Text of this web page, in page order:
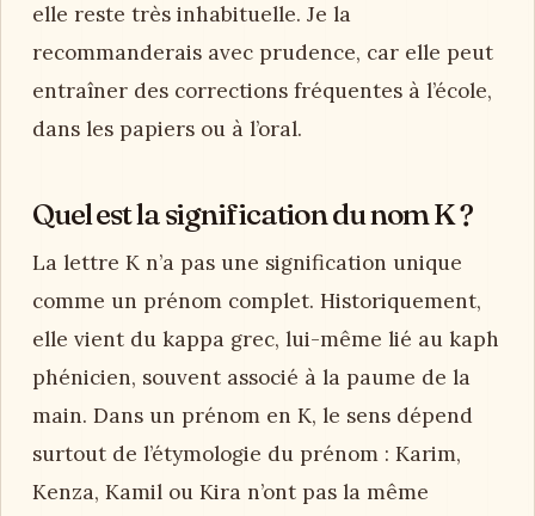
elle reste très inhabituelle. Je la
recommanderais avec prudence, car elle peut
entraîner des corrections fréquentes à l’école,
dans les papiers ou à l’oral.
Quel est la signification du nom K ?
La lettre K n’a pas une signification unique
comme un prénom complet. Historiquement,
elle vient du kappa grec, lui-même lié au kaph
phénicien, souvent associé à la paume de la
main. Dans un prénom en K, le sens dépend
surtout de l’étymologie du prénom : Karim,
Kenza, Kamil ou Kira n’ont pas la même